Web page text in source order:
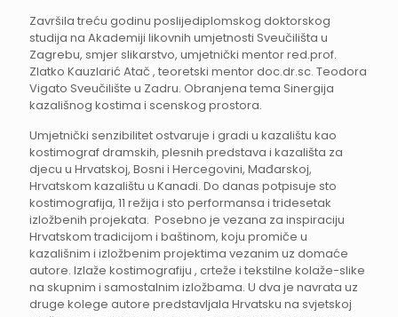
Završila treću godinu poslijediplomskog doktorskog
studija na Akademiji likovnih umjetnosti Sveučilišta u
Zagrebu, smjer slikarstvo, umjetnički mentor red.prof.
Zlatko Kauzlarić Atač , teoretski mentor doc.dr.sc. Teodora
Vigato Sveučilište u Zadru. Obranjena tema Sinergija
kazališnog kostima i scenskog prostora.
Umjetnički senzibilitet ostvaruje i gradi u kazalištu kao
kostimograf dramskih, plesnih predstava i kazališta za
djecu u Hrvatskoj, Bosni i Hercegovini, Mađarskoj,
Hrvatskom kazalištu u Kanadi. Do danas potpisuje sto
kostimografija, 11 režija i sto performansa i tridesetak
izložbenih projekata. Posebno je vezana za inspiraciju
Hrvatskom tradicijom i baštinom, koju promiče u
kazališnim i izložbenim projektima vezanim uz domaće
autore. Izlaže kostimografiju , crteže i tekstilne kolaže-slike
na skupnim i samostalnim izložbama. U dva je navrata uz
druge kolege autore predstavljala Hrvatsku na svjetskoj